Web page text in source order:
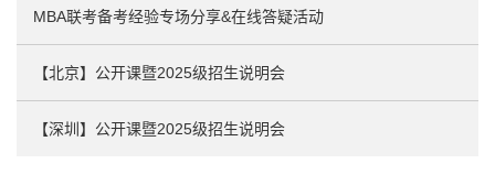
MBA联考备考经验专场分享&在线答疑活动
【北京】公开课暨2025级招生说明会
【深圳】公开课暨2025级招生说明会